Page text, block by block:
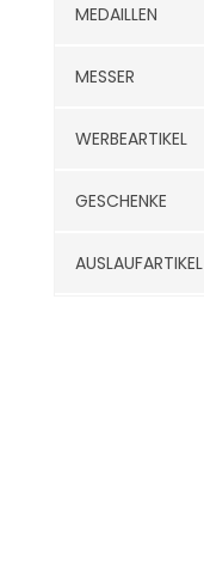
MEDAILLEN
MESSER
WERBEARTIKEL
GESCHENKE
AUSLAUFARTIKEL